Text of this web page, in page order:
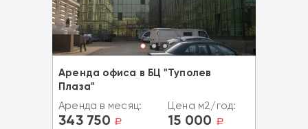
Аренда офиса в БЦ "Туполев
Плаза"
Аренда в месяц:
343 750 a
Цена м2/год:
15 000 a